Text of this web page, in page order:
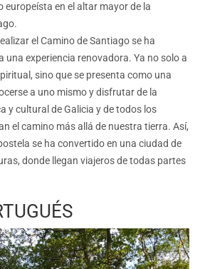
europeísta en el altar mayor de la
el Camino de Santiago se ha
una experiencia renovadora. Ya no solo a
sino que se presenta como una
a uno mismo y disfrutar de la
y cultural de Galicia y de todos los
el camino más allá de nuestra tierra. Así,
se ha convertido en una ciudad de
donde llegan viajeros de todas partes